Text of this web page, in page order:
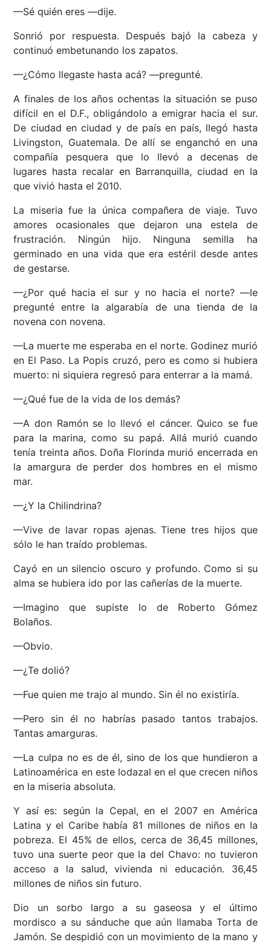
—Sé quién eres —dije.
Sonrió por respuesta. Después bajó la cabeza y
continuó embetunando los zapatos.
—¿Cómo llegaste hasta acá? —pregunté.
A finales de los años ochentas la situación se puso
difícil en el D.F., obligándolo a emigrar hacia el sur.
De ciudad en ciudad y de país en país, llegó hasta
Livingston, Guatemala. De allí se enganchó en una
compañía pesquera que lo llevó a decenas de
lugares hasta recalar en Barranquilla, ciudad en la
que vivió hasta el 2010.
La miseria fue la única compañera de viaje. Tuvo
amores ocasionales que dejaron una estela de
frustración. Ningún hijo. Ninguna semilla ha
germinado en una vida que era estéril desde antes
de gestarse.
—¿Por qué hacia el sur y no hacia el norte? —le
pregunté entre la algarabía de una tienda de la
novena con novena.
—La muerte me esperaba en el norte. Godinez murió
en El Paso. La Popis cruzó, pero es como si hubiera
muerto: ni siquiera regresó para enterrar a la mamá.
—¿Qué fue de la vida de los demás?
—A don Ramón se lo llevó el cáncer. Quico se fue
para la marina, como su papá. Allá murió cuando
tenía treinta años. Doña Florinda murió encerrada en
la amargura de perder dos hombres en el mismo
mar.
—¿Y la Chilindrina?
—Vive de lavar ropas ajenas. Tiene tres hijos que
sólo le han traído problemas.
Cayó en un silencio oscuro y profundo. Como si su
alma se hubiera ido por las cañerías de la muerte.
—Imagino que supiste lo de Roberto Gómez
Bolaños.
—Obvio.
—¿Te dolió?
—Fue quien me trajo al mundo. Sin él no existiría.
—Pero sin él no habrías pasado tantos trabajos.
Tantas amarguras.
—La culpa no es de él, sino de los que hundieron a
Latinoamérica en este lodazal en el que crecen niños
en la miseria absoluta.
Y así es: según la Cepal, en el 2007 en América
Latina y el Caribe había 81 millones de niños en la
pobreza. El 45% de ellos, cerca de 36,45 millones,
tuvo una suerte peor que la del Chavo: no tuvieron
acceso a la salud, vivienda ni educación. 36,45
millones de niños sin futuro.
Dio un sorbo largo a su gaseosa y el último
mordisco a su sánduche que aún llamaba Torta de
Jamón. Se despidió con un movimiento de la mano y